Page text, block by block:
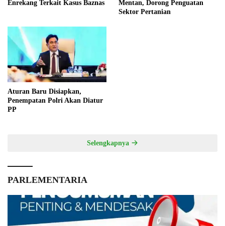
Enrekang Terkait Kasus Baznas
Mentan, Dorong Penguatan
Sektor Pertanian
Aturan Baru Disiapkan,
Penempatan Polri Akan Diatur
PP
Selengkapnya
PARLEMENTARIA